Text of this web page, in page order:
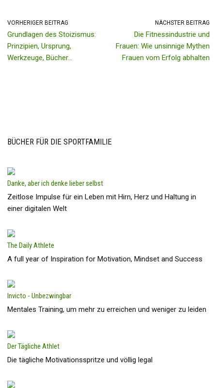
VORHERIGER BEITRAG
Grundlagen des Stoizismus:
Prinzipien, Ursprung,
Werkzeuge, Bücher…
NÄCHSTER BEITRAG
Die Fitnessindustrie und
Frauen: Wie unsinnige Mythen
Frauen vom Erfolg abhalten
BÜCHER FÜR DIE SPORTFAMILIE
Danke, aber ich denke lieber selbst
Zeitlose Impulse für ein Leben mit Hirn, Herz und Haltung in
einer digitalen Welt
The Daily Athlete
A full year of Inspiration for Motivation, Mindset and Success
Invicto - Unbezwingbar
Mentales Training, um mehr zu erreichen und weniger zu leiden
Der Tägliche Athlet
Die tägliche Motivationsspritze und völlig legal